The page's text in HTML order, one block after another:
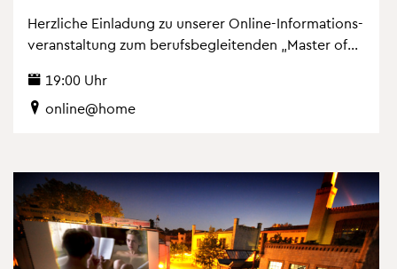
Herz­li­che Ein­la­dung zu un­se­rer On­line-In­for­ma­ti­ons­
ver­an­stal­tung zum be­rufs­be­glei­ten­den „Mas­ter of...
19:00 Uhr
on­line@home